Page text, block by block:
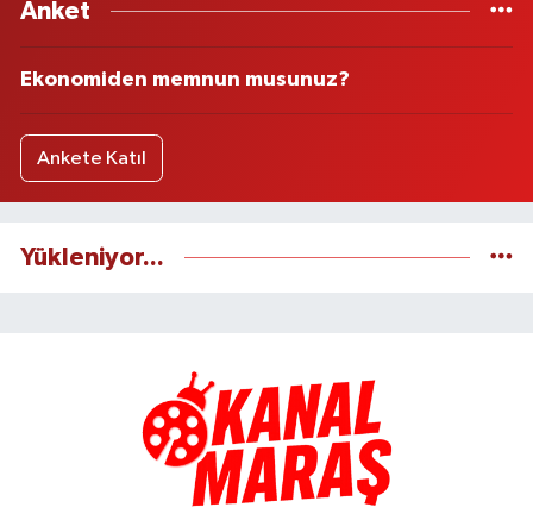
Anket
Ekonomiden memnun musunuz?
Ankete Katıl
Yükleniyor...